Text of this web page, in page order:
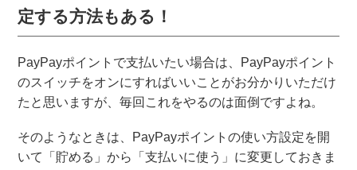
定する方法もある！
PayPayポイントで支払いたい場合は、PayPayポイント
のスイッチをオンにすればいいことがお分かりいただけ
たと思いますが、毎回これをやるのは面倒ですよね。
そのようなときは、PayPayポイントの使い方設定を開
いて「貯める」から「支払いに使う」に変更しておきま